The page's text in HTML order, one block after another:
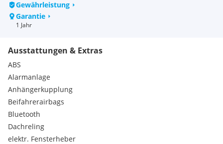
Reifendruckanzeige
Teleservice BMW
Dachreling Hochglanz Shadow Line
Shadow Line
Sonnenschutzverglasung
Active Guard
Aktiver Fussgängerschutz
Gepäckraumtrennetz
Interieurleist Quarzsilber matt genarbt
Kindersitzbefestigung Beifahrersitz
Reifenpannenset Plus
Rekuperationssystem
Gewährleistung
Garantie
1 Jahr
Ausstattungen & Extras
ABS
Alarmanlage
Anhängerkupplung
Beifahrerairbags
Bluetooth
Dachreling
elektr. Fensterheber